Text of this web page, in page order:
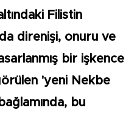
Filistin
direnişi, onuru ve
bir işkence
'yeni Nekbe
bu